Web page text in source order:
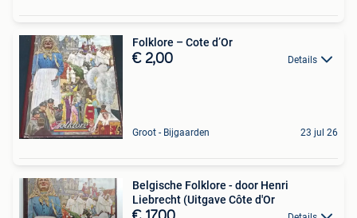
Folklore – Cote d’Or
€ 2,00 Details
Groot - Bijgaarden 23 jul 26
Belgische Folklore - door Henri
Liebrecht (Uitgave Côte d'Or